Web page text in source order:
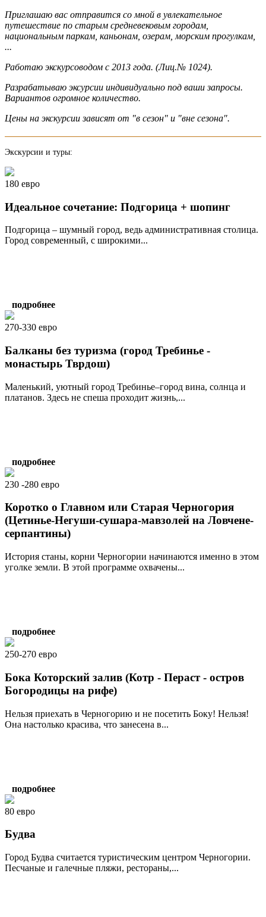
Приглашаю вас отправится со мной в увлекательное
путешествие по старым средневековым городам,
национальным паркам, каньонам, озерам, морским прогулкам,
...
Работаю экскурсоводом с 2013 года. (Лиц.№ 1024).
Разрабатываю эксурсии индивидуально под ваши запросы.
Вариантов огромное количество.
Цены на экскурсии зависят от "в сезон" и "вне сезона".
Экскурсии и туры:
180 евро
Идеальное сочетание: Подгорица + шопинг
Подгорица – шумный город, ведь административная столица.
Город современный, с широкими...
подробнее
270-330 евро
Балканы без туризма (город Требинье -
монастырь Тврдош)
Маленький, уютный город Требинье–город вина, солнца и
платанов. Здесь не спеша проходит жизнь,...
подробнее
230 -280 евро
Коротко о Главном или Старая Черногория
(Цетинье-Негуши-сушара-мавзолей на Ловчене-
серпантины)
История станы, корни Черногории начинаются именно в этом
уголке земли. В этой программе охвачены...
подробнее
250-270 евро
Бока Которский залив (Котр - Пераст - остров
Богородицы на рифе)
Нельзя приехать в Черногорию и не посетить Боку! Нельзя!
Она настолько красива, что занесена в...
подробнее
80 евро
Будва
Город Будва считается туристическим центром Черногории.
Песчаные и галечные пляжи, рестораны,...